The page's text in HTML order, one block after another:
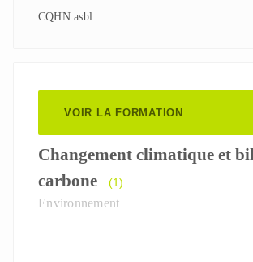
CQHN asbl
VOIR LA FORMATION
Changement climatique et
carbone
(1)
Environnement